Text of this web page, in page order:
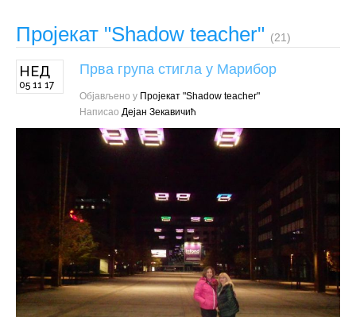
Пројекат "Shadow teacher" (21)
НЕД
05 11 17
Прва група стигла у Марибор
Објављено у Пројекат "Shadow teacher"
Написао Дејан Зекавичић